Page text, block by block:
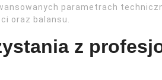
parametrach
oraz balansu.
z